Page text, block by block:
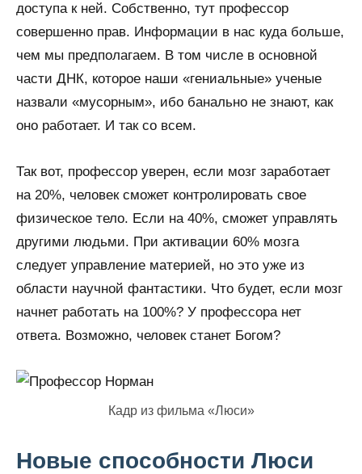
доступа к ней. Собственно, тут профессор
совершенно прав. Информации в нас куда больше,
чем мы предполагаем. В том числе в основной
части ДНК, которое наши «гениальные» ученые
назвали «мусорным», ибо банально не знают, как
оно работает. И так со всем.
Так вот, профессор уверен, если мозг заработает
на 20%, человек сможет контролировать свое
физическое тело. Если на 40%, сможет управлять
другими людьми. При активации 60% мозга
следует управление материей, но это уже из
области научной фантастики. Что будет, если мозг
начнет работать на 100%? У профессора нет
ответа. Возможно, человек станет Богом?
Кадр из фильма «Люси»
Новые способности Люси